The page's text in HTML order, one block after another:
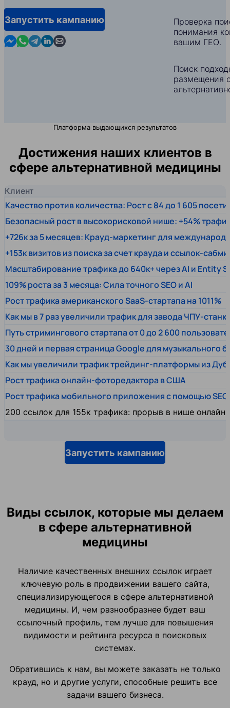
Запустить кампанию
Contact us in Messenger
Contact us in WhatsApp
Contact us in Telegram
Contact us in Linkedin
Contact us by email
Проверка
понимания
вашим ГЕО.
Поиск
размещения
Платформа выдающихся результатов
Достижения наших клиентов в
сфере альтернативной медицины
Клиент
Качество против количества: Рост с 84 до 1 605
Безопасный рост в высокорисковой нише: +54%
+726к за 5 месяцев: Крауд-маркетинг для
+153к визитов из поиска за счет крауда и ссылок-
Масштабирование трафика до 640к+ через AI и Entity
109% роста за 3 месяца: Сила точного SEO и AI
Рост трафика американского SaaS-стартапа на 1011%
Как мы в 7 раз увеличили трафик для завода ЧПУ-
Путь стримингового стартапа от 0 до 2 600
30 дней и первая страница Google для музыкального
Как мы увеличили трафик трейдинг-платформы из
Рост трафика онлайн-фоторедактора в США
Рост трафика мобильного приложения с помощью SEO
200 ссылок для 155к трафика: прорыв в нише
Запустить кампанию
Виды ссылок, которые мы делаем
в сфере альтернативной
медицины
Наличие качественных внешних ссылок играет
ключевую роль в продвижении вашего сайта,
специализирующегося в сфере альтернативной
медицины. И, чем разнообразнее будет ваш
ссылочный профиль, тем лучше для повышения
видимости и рейтинга ресурса в поисковых
системах.
Обратившись к нам, вы можете заказать не только
крауд, но и другие услуги, способные решить все
задачи вашего бизнеса.